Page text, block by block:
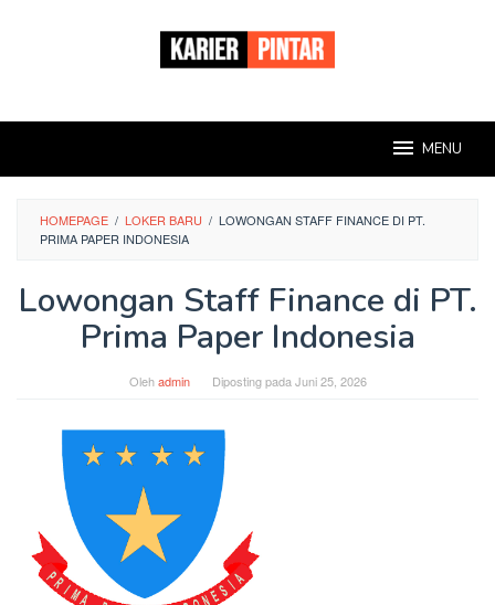
MENU
HOMEPAGE / LOKER BARU / LOWONGAN STAFF FINANCE DI PT.
PRIMA PAPER INDONESIA
Lowongan Staff Finance di PT.
Prima Paper Indonesia
Olehadmin Diposting pada Juni 25, 2026